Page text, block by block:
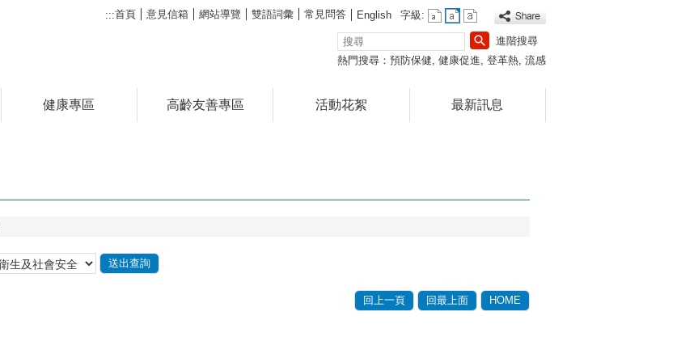
:::首頁 意見信箱 網站導覽 雙語詞彙 常見問答 English
字級:
搜
尋
進階搜尋
熱門搜尋： 預防保健 健康促進 登革熱 流感
健康專區 高齡友善專區 活動花絮 最新訊息
回上一頁 回最上面 HOME